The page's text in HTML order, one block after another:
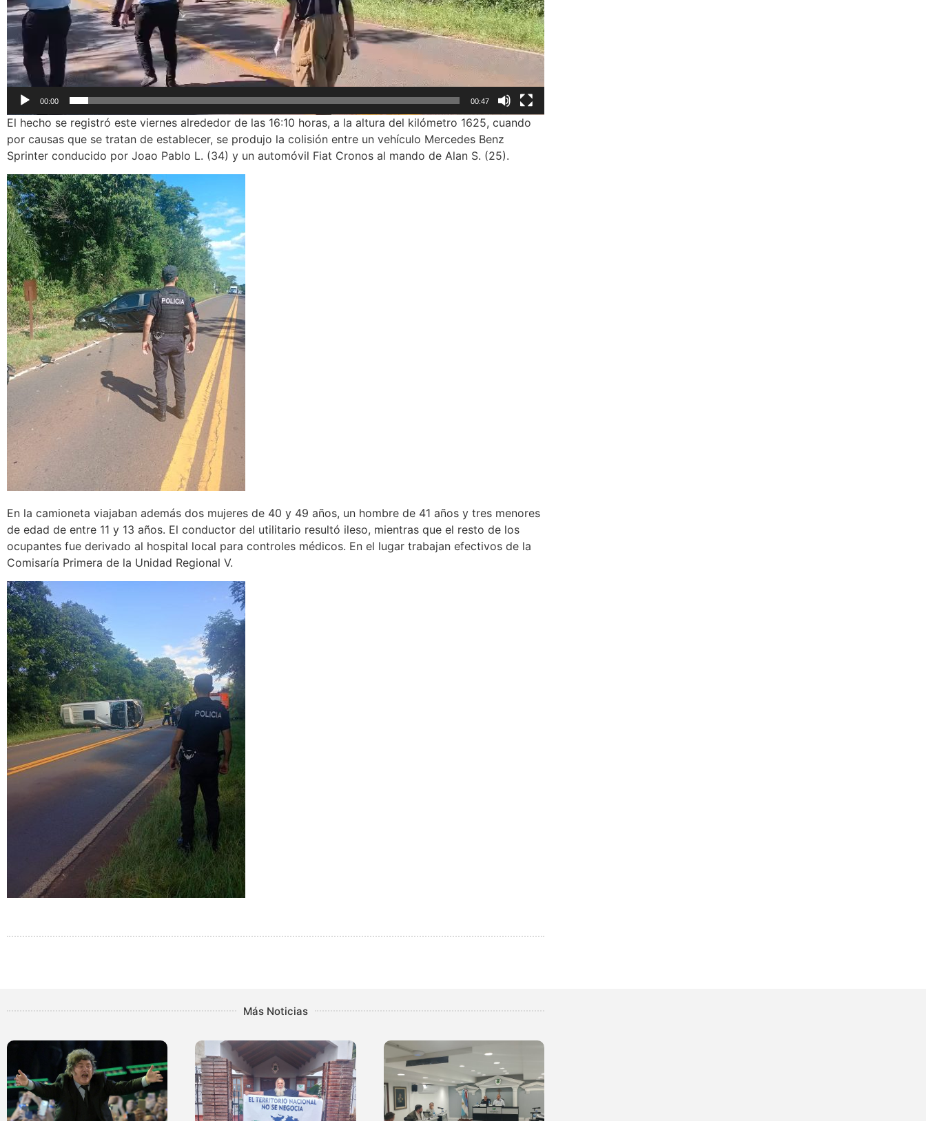
00:00 00:47
El hecho se registró este viernes alrededor de las 16:10 horas, a la altura del kilómetro 1625, cuando
por causas que se tratan de establecer, se produjo la colisión entre un vehículo Mercedes Benz
Sprinter conducido por Joao Pablo L. (34) y un automóvil Fiat Cronos al mando de Alan S. (25).
En la camioneta viajaban además dos mujeres de 40 y 49 años, un hombre de 41 años y tres menores
de edad de entre 11 y 13 años. El conductor del utilitario resultó ileso, mientras que el resto de los
ocupantes fue derivado al hospital local para controles médicos. En el lugar trabajan efectivos de la
Comisaría Primera de la Unidad Regional V.
Más Noticias